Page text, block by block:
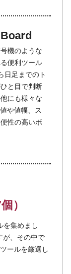
機のような
便利ツール
日足までのト
と目で判断
にも様々な
や値幅、ス
性の高いボ
）
を集めまし
が、その中で
ールを厳選し